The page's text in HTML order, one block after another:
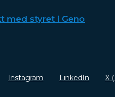
med styret i Geno
Instagram LinkedIn X